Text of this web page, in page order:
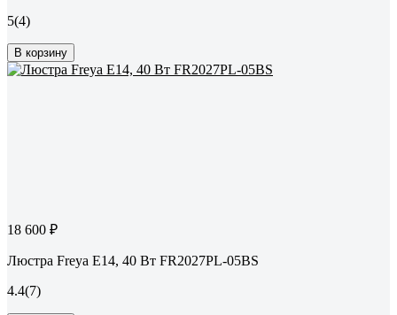
5(4)
В корзину
18 600 ₽
Люстра Freya E14, 40 Вт FR2027PL-05BS
4.4(7)